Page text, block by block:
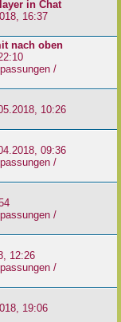
in Chat
16:37
nach oben
/
10:26
09:36
/
/
12:26
/
19:06